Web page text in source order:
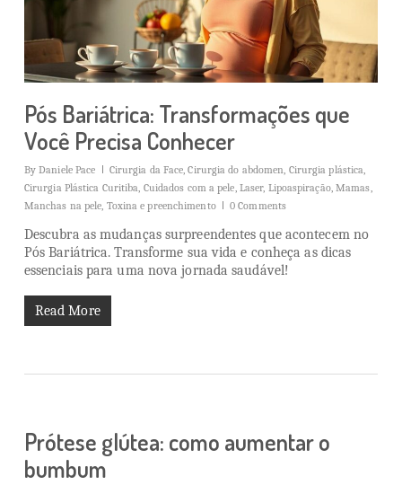
Pós Bariátrica: Transformações que
Você Precisa Conhecer
By Daniele Pace Cirurgia da Face,Cirurgia do abdomen, Cirurgia plástica,
Cirurgia Plástica Curitiba, Cuidados com a pele, Laser, Lipoaspiração,Mamas,
Manchas na pele, Toxina e preenchimento 0 Comments
Descubra as mudanças surpreendentes que acontecem no
Pós Bariátrica. Transforme sua vida e conheça as dicas
essenciais para uma nova jornada saudável!
Read More
Prótese glútea: como aumentar o
bumbum